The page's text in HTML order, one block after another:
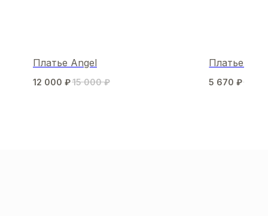
Платье Angel
12 000 ₽15 000 ₽
Платье
5 670 ₽